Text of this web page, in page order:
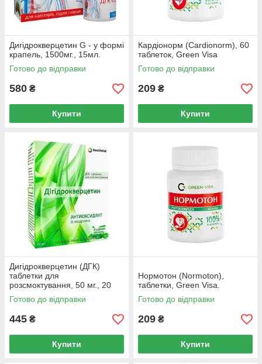
Дигідрокверцетин G - у формі
крапель, 1500мг., 15мл.
Готово до відправки
580 ₴
Купити
Кардіонорм (Cardionorm), 60
таблеток, Green Visa
Готово до відправки
209 ₴
Купити
Дигідрокверцетин (ДГК)
таблетки для
розсмоктування, 50 мг., 20
шт.
Готово до відправки
445 ₴
Купити
Нормотон (Normoton),
таблетки, Green Visa.
Готово до відправки
209 ₴
Купити